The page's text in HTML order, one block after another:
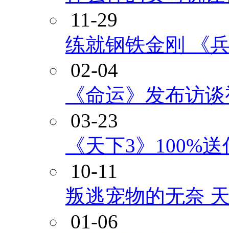
11-29
练就钢铁金刚 《
02-04
《命运》发布访
03-23
《天下3》100%
10-11
叛逃宠物的无奈
01-06